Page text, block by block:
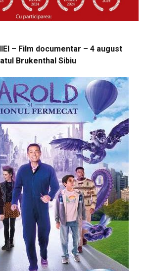
– Film documentar – 4 august
Brukenthal Sibiu